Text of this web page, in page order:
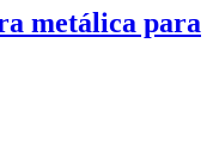
metálica para